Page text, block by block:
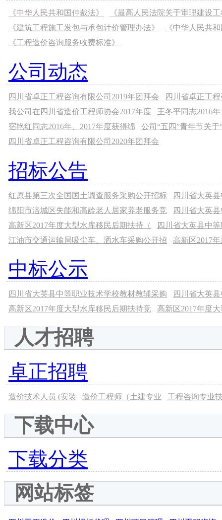
《中华人民共和国仲裁法》
《最高人民法院关于审理建设
《建筑工程施工发包与承包计价管理办法》
《中华人民共
《工程造价咨询服务收费标准》
公司动态
四川省卓正工程咨询有限公司2019年团拜会
四川省卓正工
我公司在四川省造价工程师协会2017年度
王冬平同志2016
宿艳红同志2016年、2017年度获得绵
公司“五四”青年节关
四川省卓正工程咨询有限公司2020年团拜会
招标公告
红原县第三次全国国土调查服务采购公开招标
四川省大英
绵阳市涪城区失能和高龄老人居家养老服务竞
四川省大英
高新区2017年度大型水库移民后期扶持（
四川省大英县中
江油市交通运输局吸尘车、洒水车采购公开招
高新区2017
中标公示
四川省大英县中等职业技术学校教材教辅采购
四川省大英
高新区2017年度大型水库移民后期扶持竞
高新区2017年度
人才招聘
卓正招聘
造价技术人员 (安装 造价工程师（土建专业 工程咨询专业
下载中心
下载分类
网站标签